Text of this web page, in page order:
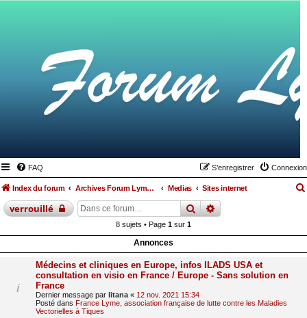
FAQ Connexion
S’enregistrer
Index du forum Archives Forum Lyme Francophone Medias Sites internet
verrouillé rechercher
recherche
8 sujets • Page 1 sur 1
Annonces
Médecins et cliniques en Europe, infos ILADS USA et
consultation en visio en France / Europe - Sans solution en
France
Dernier message par litana « 12 nov. 2021 15:34
Posté dans France Lyme, association française de lutte contre les Maladies
Vectorielles à Tiques